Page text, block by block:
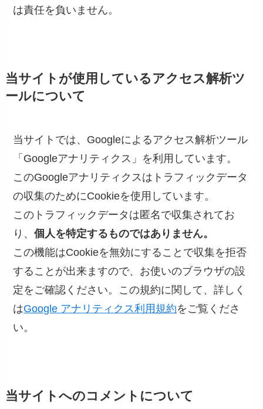
は責任を負いません。
当サイトが使用しているアクセス解析ツ
ールについて
当サイトでは、Googleによるアクセス解析ツール
「Googleアナリティクス」を利用しています。
このGoogleアナリティクスはトラフィックデータ
の収集のためにCookieを使用しています。
このトラフィックデータは匿名で収集されてお
り、個人を特定するものではありません。
この機能はCookieを無効にすることで収集を拒否
することが出来ますので、お使いのブラウザの設
定をご確認ください。この規約に関して、詳しく
はGoogle アナリティクス利用規約をご覧くださ
い。
当サイトへのコメントについて